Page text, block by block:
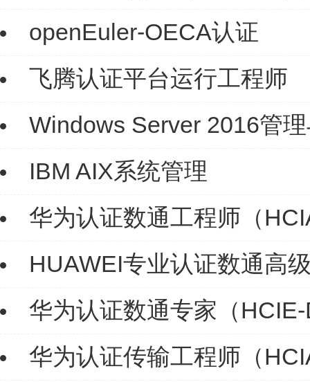
openEuler-OECA认证
飞腾认证平台运行工程师
Windows Server 2016管
IBM AIX系统管理
华为认证数通工程师（
HUAWEI专业认证数通高
华为认证数通专家（
华为认证传输工程师（